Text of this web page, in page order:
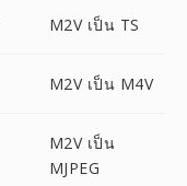
M2V เป็น TS
M2V เป็น M4V
M2V เป็น
MJPEG